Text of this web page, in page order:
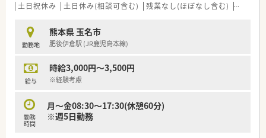
土日祝休み 土日休み(相談可含む) 残業なし(ほぼなし含む) 車通勤
勤務地
熊本県 玉名市
肥後伊倉駅 (JR鹿児島本線)
給与
時給3,000円～3,500円
※経験考慮
勤務
時間
月～金08:30～17:30(休憩60分)
※週5日勤務